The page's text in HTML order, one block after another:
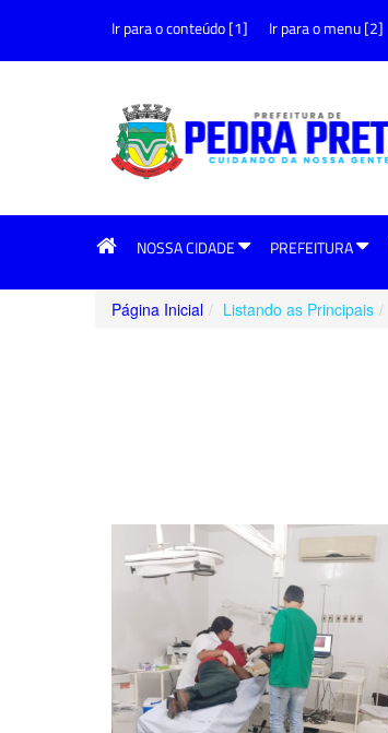
Ir para o conteúdo [1] Ir para o menu [2]
NOSSA CIDADE PREFEITURA
Página Inicial Listando as Principais